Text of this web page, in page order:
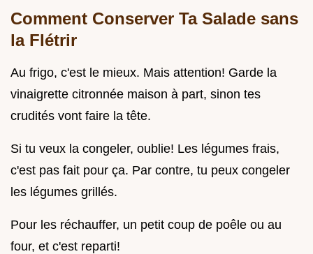
Comment Conserver Ta Salade sans
la Flétrir
Au frigo, c'est le mieux. Mais attention! Garde la
vinaigrette citronnée maison à part, sinon tes
crudités vont faire la tête.
Si tu veux la congeler, oublie! Les légumes frais,
c'est pas fait pour ça. Par contre, tu peux congeler
les légumes grillés.
Pour les réchauffer, un petit coup de poêle ou au
four, et c'est reparti!